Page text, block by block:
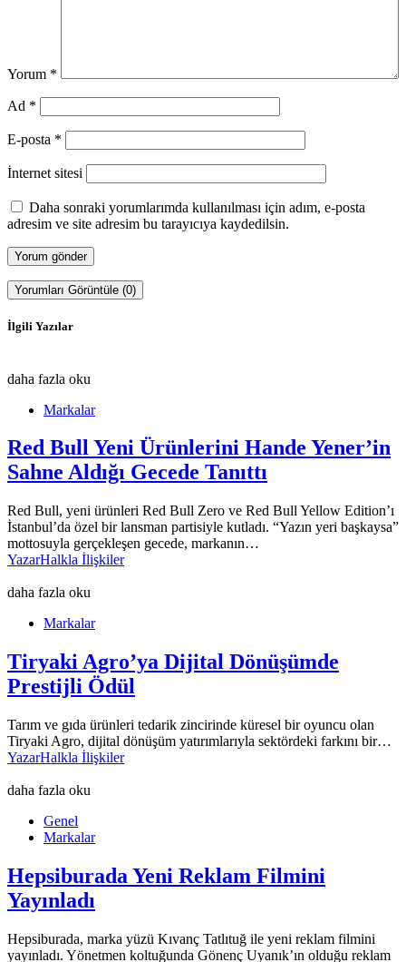
Yorum *
Ad *
E-posta *
İnternet sitesi
Daha sonraki yorumlarımda kullanılması için adım, e-posta
adresim ve site adresim bu tarayıcıya kaydedilsin.
Yorumları Görüntüle (0)
İlgili Yazılar
daha fazla oku
Markalar
Red Bull Yeni Ürünlerini Hande Yener’in
Sahne Aldığı Gecede Tanıttı
Red Bull, yeni ürünleri Red Bull Zero ve Red Bull Yellow Edition’ı
İstanbul’da özel bir lansman partisiyle kutladı. “Yazın yeri başkaysa”
mottosuyla gerçekleşen gecede, markanın…
YazarHalkla İlişkiler
daha fazla oku
Markalar
Tiryaki Agro’ya Dijital Dönüşümde
Prestijli Ödül
Tarım ve gıda ürünleri tedarik zincirinde küresel bir oyuncu olan
Tiryaki Agro, dijital dönüşüm yatırımlarıyla sektördeki farkını bir…
YazarHalkla İlişkiler
daha fazla oku
Genel
Markalar
Hepsiburada Yeni Reklam Filmini
Yayınladı
Hepsiburada, marka yüzü Kıvanç Tatlıtuğ ile yeni reklam filmini
yayınladı. Yönetmen koltuğunda Gönenç Uyanık’ın olduğu reklam